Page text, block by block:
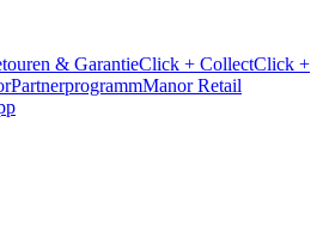
& GarantieClick + CollectClick +
PartnerprogrammManor Retail